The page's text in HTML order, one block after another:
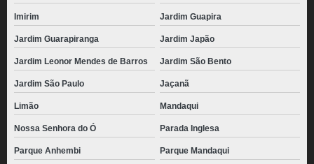
Imirim Jardim Guapira
Jardim Guarapiranga Jardim Japão
Jardim Leonor Mendes de Barros Jardim São Bento
Jardim São Paulo Jaçanã
Limão Mandaqui
Nossa Senhora do Ó Parada Inglesa
Parque Anhembi Parque Mandaqui